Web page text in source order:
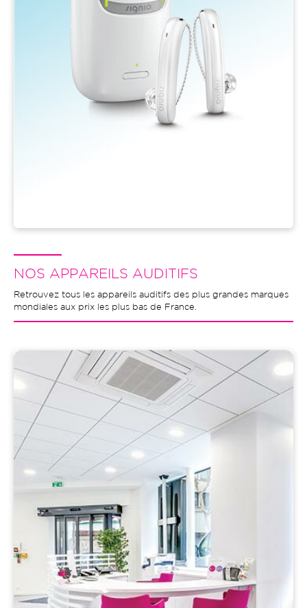
NOS APPAREILS AUDITIFS
Retrouvez tous les appareils auditifs des plus grandes marques
mondiales aux prix les plus bas de France.